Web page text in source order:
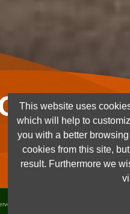
Design and implementation
This website uses
which will help to
you with a better
cookies from this site,
result. Furthermore we